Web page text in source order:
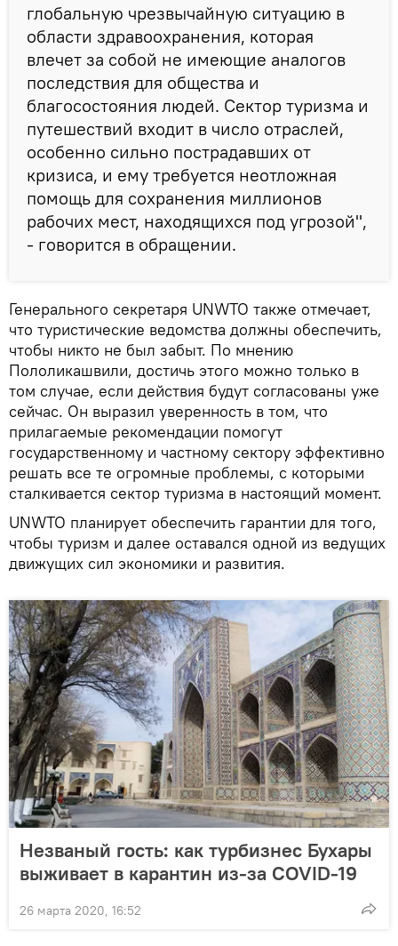
глобальную чрезвычайную ситуацию в
области здравоохранения, которая
влечет за собой не имеющие аналогов
последствия для общества и
благосостояния людей. Сектор туризма и
путешествий входит в число отраслей,
особенно сильно пострадавших от
кризиса, и ему требуется неотложная
помощь для сохранения миллионов
рабочих мест, находящихся под угрозой",
- говорится в обращении.
Генерального секретаря UNWTO также отмечает,
что туристические ведомства должны обеспечить,
чтобы никто не был забыт. По мнению
Пололикашвили, достичь этого можно только в
том случае, если действия будут согласованы уже
сейчас. Он выразил уверенность в том, что
прилагаемые рекомендации помогут
государственному и частному сектору эффективно
решать все те огромные проблемы, с которыми
сталкивается сектор туризма в настоящий момент.
UNWTO планирует обеспечить гарантии для того,
чтобы туризм и далее оставался одной из ведущих
движущих сил экономики и развития.
Незваный гость: как турбизнес Бухары
выживает в карантин из-за COVID-19
26 марта 2020, 16:52